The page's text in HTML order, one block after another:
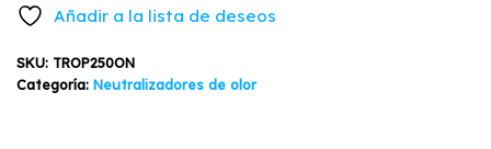
original
era:
$13.311.
actual
$11.070.
Añadir a la lista de deseos
SKU: TROP250ON
Categoría: Neutralizadores de olor